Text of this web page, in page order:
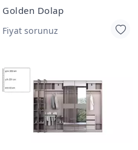
Golden Dolap
Fiyat sorunuz